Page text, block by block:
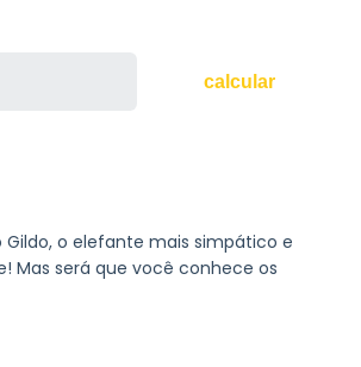
calcular
o elefante mais simpático e
Mas será que você conhece os